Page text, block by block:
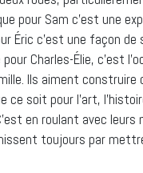
pour Sam c’est une
Éric c’est une façon de
Charles-Élie, c’est
Ils aiment construire
ce soit pour l’art,
en roulant avec
toujours par